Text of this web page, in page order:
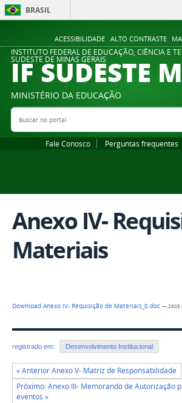
ACESSIBILIDADE ALTO CONTRASTE
BRASIL
INSTITUTO FEDERAL DE EDUCAÇÃO, CIÊNCIA E
SUDESTE DE MINAS GERAIS
IF SUDESTE
MINISTÉRIO DA EDUCAÇÃO
Buscar no portal
Fale Conosco Perguntas frequentes
Anexo IV-
Materiais
Download Anexo IV- Requisição de Materiais_0.doc — 2605
registrado em: Desenvolvimento Institucional
« Anterior Anexo V- Matriz de Responsabilidade
Próximo: Anexo III- Memorando de Autorização
eventos »